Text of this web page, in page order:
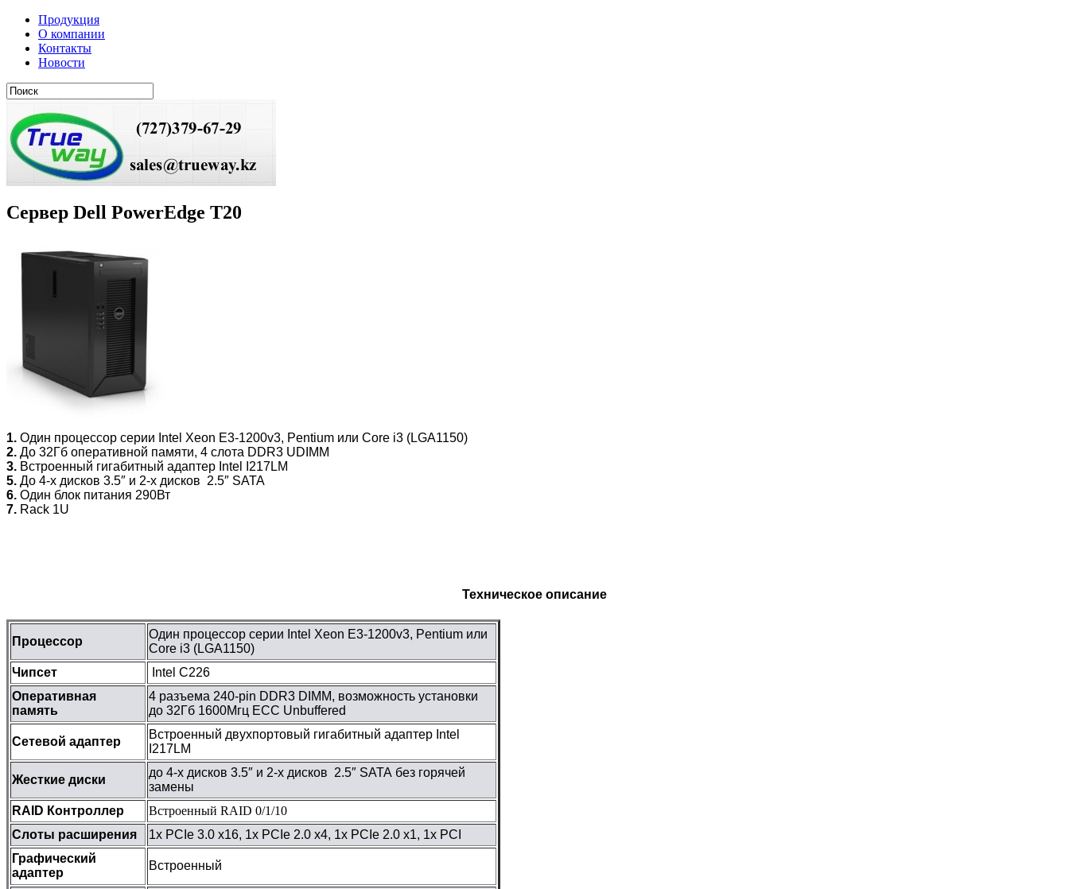
Продукция
О компании
Контакты
Новости
Сервер Dell PowerEdge T20
1. Один процессор серии Intel Xeon E3-1200v3, Pentium или Core i3 (LGA1150)
2. До 32Гб оперативной памяти, 4 слота DDR3 UDIMM
3. Встроенный гигабитный адаптер Intel I217LM
5. До 4-х дисков 3.5″ и 2-х дисков 2.5″ SATA
6. Один блок питания 290Вт
7. Rack 1U
Техническое описание
Процессор
Один процессор серии Intel Xeon E3-1200v3, Pentium или
Core i3 (LGA1150)
Чипсет
Intel C226
Оперативная
память
4 разъема 240-pin DDR3 DIMM, возможность установки
до 32Гб 1600Мгц ECC Unbuffered
Сетевой адаптер
Встроенный двухпортовый гигабитный адаптер Intel
I217LM
Жесткие диски
до 4-х дисков 3.5″ и 2-х дисков 2.5″ SATA без горячей
замены
RAID Контроллер
Встроенный RAID 0/1/10
Слоты расширения
1х PCIe 3.0 x16, 1х PCIe 2.0 x4, 1х PCIe 2.0 x1, 1x PCI
Графический
адаптер
Встроенный